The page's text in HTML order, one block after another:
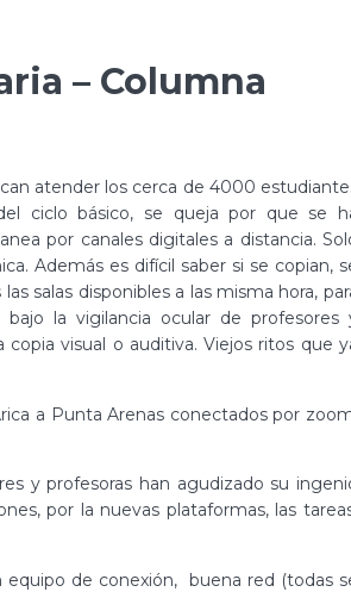
– Columna
atender los cerca de 4000
ciclo básico, se queja por que se
por canales digitales a distancia.
Además es difícil saber si se copian,
salas disponibles a las misma hora,
la vigilancia ocular de profesores
visual o auditiva. Viejos ritos que
a Punta Arenas conectados por
y profesoras han agudizado su
por la nuevas plataformas, las
de conexión, buena red (todas